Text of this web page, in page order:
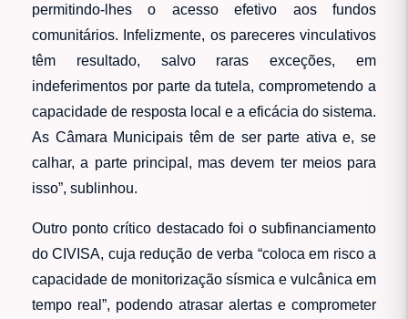
permitindo-lhes o acesso efetivo aos fundos
comunitários. Infelizmente, os pareceres vinculativos
têm resultado, salvo raras exceções, em
indeferimentos por parte da tutela, comprometendo a
capacidade de resposta local e a eficácia do sistema.
As Câmara Municipais têm de ser parte ativa e, se
calhar, a parte principal, mas devem ter meios para
isso”, sublinhou.
Outro ponto crítico destacado foi o subfinanciamento
do CIVISA, cuja redução de verba “coloca em risco a
capacidade de monitorização sísmica e vulcânica em
tempo real”, podendo atrasar alertas e comprometer